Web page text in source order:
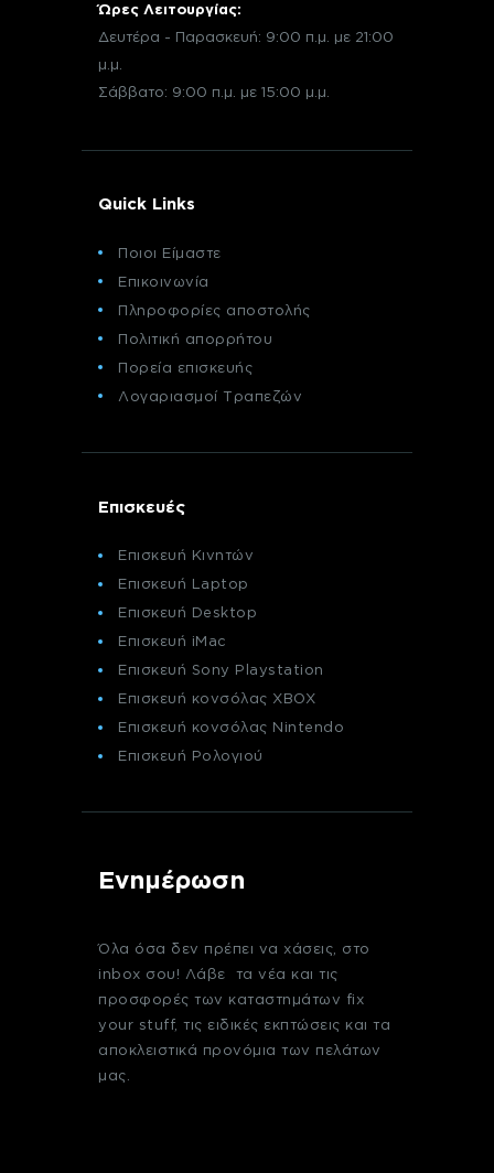
Ώρες Λειτουργίας:
Δευτέρα - Παρασκευή: 9:00 π.μ. με 21:00
μ.μ.
Σάββατο: 9:00 π.μ. με 15:00 μ.μ.
Quick Links
Ποιοι Είμαστε
Επικοινωνία
Πληροφορίες αποστολής
Πολιτική απορρήτου
Πορεία επισκευής
Λογαριασμοί Τραπεζών
Επισκευές
Επισκευή Κινητών
Επισκευή Laptop
Επισκευή Desktop
Επισκευή iMac
Επισκευή Sony Playstation
Επισκευή κονσόλας XBOX
Επισκευή κονσόλας Nintendo
Επισκευή Ρολογιού
Ενημέρωση
Όλα όσα δεν πρέπει να χάσεις, στο
inbox σου! Λάβε τα νέα και τις
προσφορές των καταστημάτων fix
your stuff, τις ειδικές εκπτώσεις και τα
αποκλειστικά προνόμια των πελάτων
μας.